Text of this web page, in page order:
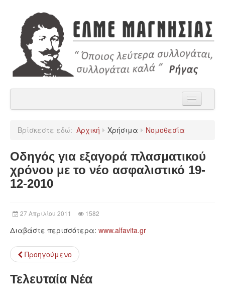
Η ΕΛΜΕ Μαγνησίας
Ανακοινώσεις
Χρήσιμα
Επικοινωνία
Βρίσκεστε εδώ: Αρχική Χρήσιμα Νομοθεσία
Οδηγός για εξαγορά πλασματικού
χρόνου με το νέο ασφαλιστικό 19-
12-2010
27 Απριλίου 2011 1582
Διαβάστε περισσότερα: www.alfavita.gr
Προηγούμενο
Τελευταία Νέα